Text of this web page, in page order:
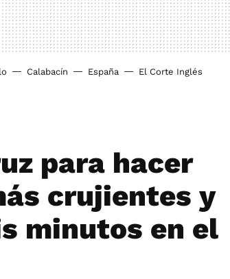
Calabacín España El Corte Inglés
para hacer
crujientes y
minutos en el